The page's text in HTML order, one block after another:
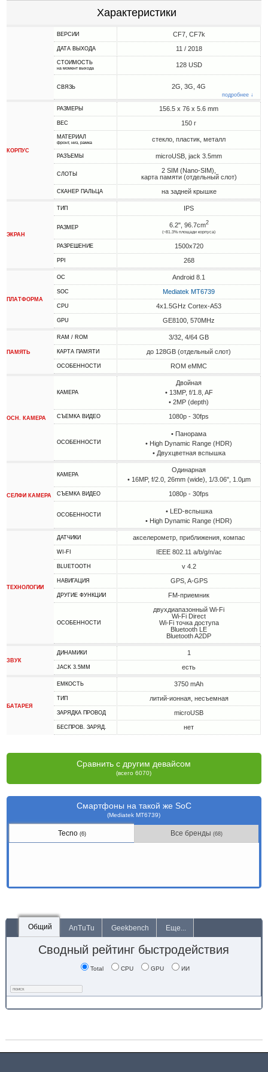
Характеристики
ВЕРСИИ CF7, CF7k
ДАТА ВЫХОДА 11 / 2018
СТОИМОСТЬ
на момент выхода 128 USD
СВЯЗЬ 2G, 3G, 4G
подробнее ↓
КОРПУС
РАЗМЕРЫ 156.5 x 76 x 5.6 mm
ВЕС 150 г
МАТЕРИАЛ
фронт, низ, рамка стекло, пластик, металл
РАЗЪЕМЫ microUSB, jack 3.5mm
СЛОТЫ
2 SIM (Nano-SIM),
карта памяти (отдельный слот)
СКАНЕР ПАЛЬЦА на задней крышке
ЭКРАН
ТИП IPS
РАЗМЕР 6.2", 96.7cm2
(~81.3% площади корпуса)
РАЗРЕШЕНИЕ 1500x720
PPI 268
ПЛАТФОРМА
ОС Android 8.1
SOC Mediatek MT6739
CPU 4x1.5GHz Cortex-A53
GPU GE8100, 570MHz
ПАМЯТЬ
RAM / ROM 3/32, 4/64 GB
КАРТА ПАМЯТИ до 128GB (отдельный слот)
ОСОБЕННОСТИ ROM eMMC
ОСН. КАМЕРА
КАМЕРА
Двойная
• 13MP, f/1.8, AF
• 2MP (depth)
СЪЕМКА ВИДЕО 1080p - 30fps
ОСОБЕННОСТИ
• Панорама
• High Dynamic Range (HDR)
• Двухцветная вспышка
СЕЛФИ КАМЕРА
КАМЕРА
Одинарная
• 16MP, f/2.0, 26mm (wide), 1/3.06", 1.0µm
СЪЕМКА ВИДЕО 1080p - 30fps
ОСОБЕННОСТИ
• LED-вспышка
• High Dynamic Range (HDR)
ТЕХНОЛОГИИ
ДАТЧИКИ акселерометр, приближения, компас
WI-FI IEEE 802.11 a/b/g/n/ac
BLUETOOTH v 4.2
НАВИГАЦИЯ GPS, A-GPS
ДРУГИЕ ФУНКЦИИ FM-приемник
ОСОБЕННОСТИ
двухдиапазонный Wi-Fi
Wi-Fi Direct
Wi-Fi точка доступа
Bluetooth LE
Bluetooth A2DP
ЗВУК
ДИНАМИКИ 1
JACK 3.5MM есть
БАТАРЕЯ
ЕМКОСТЬ 3750 mAh
ТИП литий-ионная, несъемная
ЗАРЯДКА ПРОВОД microUSB
БЕСПРОВ. ЗАРЯД. нет
Сравнить с другим девайсом
(всего 6070)
Смартфоны на такой же SoC
(Mediatek MT6739)
Tecno (6) Все бренды(68)
Общий AnTuTu Geekbench Еще...
Сводный рейтинг быстродействия
Total CPU GPU ИИ